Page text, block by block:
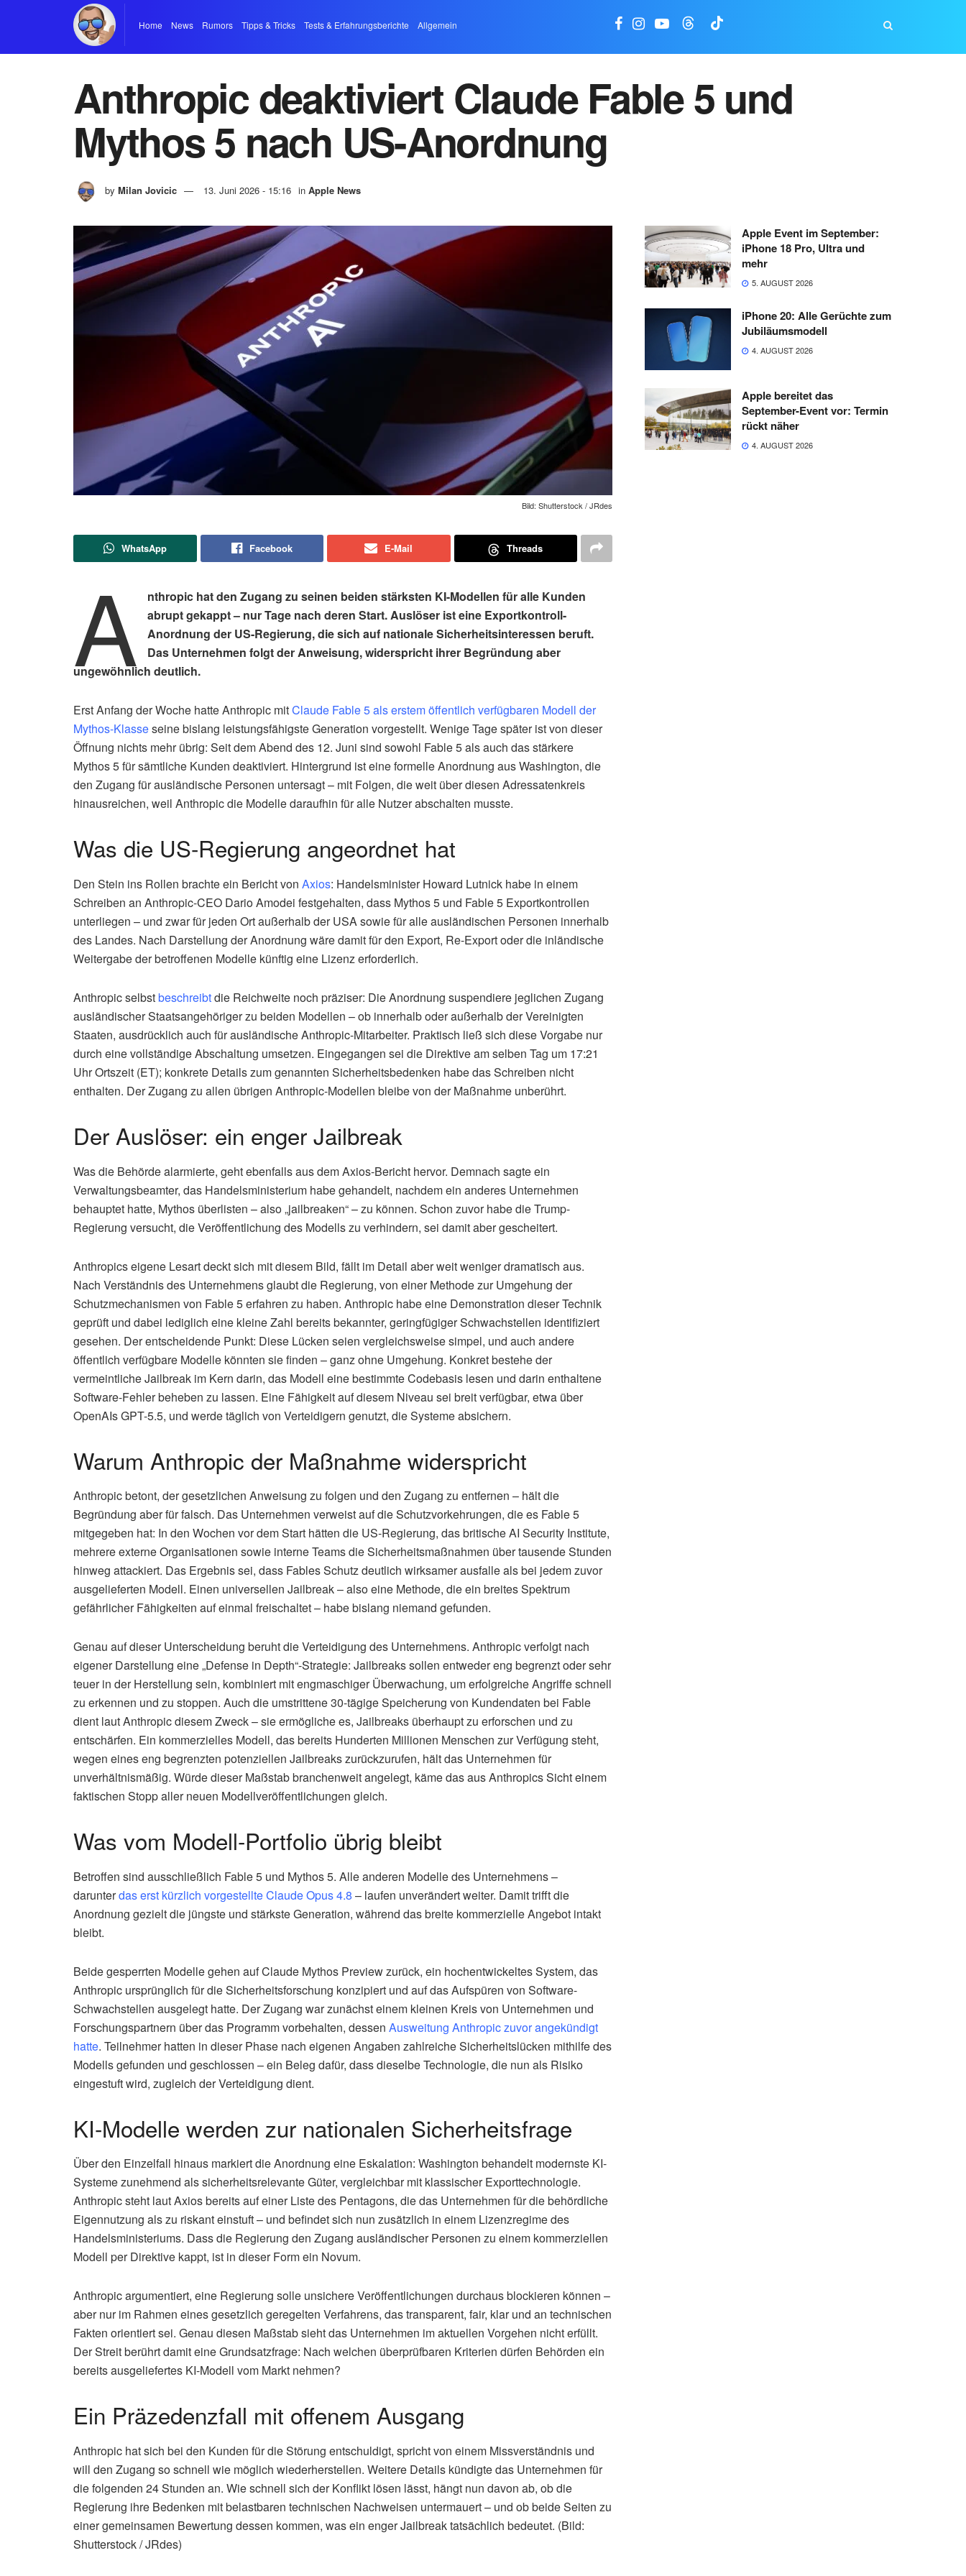
Home News Rumors Tipps & Tricks Tests & Erfahrungsberichte Allgemein
Anthropic deaktiviert Claude Fable 5 und
Mythos 5 nach US-Anordnung
by Milan Jovicic 13. Juni 2026 - 15:16 in Apple News
Bild: Shutterstock / JRdes
WhatsApp Facebook E-Mail Threads
A
nthropic hat den Zugang zu seinen beiden stärksten KI-Modellen für alle Kunden
abrupt gekappt – nur Tage nach deren Start. Auslöser ist eine Exportkontroll-
Anordnung der US-Regierung, die sich auf nationale Sicherheitsinteressen beruft.
Das Unternehmen folgt der Anweisung, widerspricht ihrer Begründung aber
ungewöhnlich deutlich.
Erst Anfang der Woche hatte Anthropic mitClaude Fable 5 als erstem öffentlich verfügbaren Modell der
Mythos-Klasseseine bislang leistungsfähigste Generation vorgestellt. Wenige Tage später ist von dieser
Öffnung nichts mehr übrig: Seit dem Abend des 12. Juni sind sowohl Fable 5 als auch das stärkere
Mythos 5 für sämtliche Kunden deaktiviert. Hintergrund ist eine formelle Anordnung aus Washington, die
den Zugang für ausländische Personen untersagt – mit Folgen, die weit über diesen Adressatenkreis
hinausreichen, weil Anthropic die Modelle daraufhin für alle Nutzer abschalten musste.
Was die US-Regierung angeordnet hat
Den Stein ins Rollen brachte ein Bericht von Axios: Handelsminister Howard Lutnick habe in einem
Schreiben an Anthropic-CEO Dario Amodei festgehalten, dass Mythos 5 und Fable 5 Exportkontrollen
unterliegen – und zwar für jeden Ort außerhalb der USA sowie für alle ausländischen Personen innerhalb
des Landes. Nach Darstellung der Anordnung wäre damit für den Export, Re-Export oder die inländische
Weitergabe der betroffenen Modelle künftig eine Lizenz erforderlich.
Anthropic selbstbeschreibtdie Reichweite noch präziser: Die Anordnung suspendiere jeglichen Zugang
ausländischer Staatsangehöriger zu beiden Modellen – ob innerhalb oder außerhalb der Vereinigten
Staaten, ausdrücklich auch für ausländische Anthropic-Mitarbeiter. Praktisch ließ sich diese Vorgabe nur
durch eine vollständige Abschaltung umsetzen. Eingegangen sei die Direktive am selben Tag um 17:21
Uhr Ortszeit (ET); konkrete Details zum genannten Sicherheitsbedenken habe das Schreiben nicht
enthalten. Der Zugang zu allen übrigen Anthropic-Modellen bleibe von der Maßnahme unberührt.
Der Auslöser: ein enger Jailbreak
Was die Behörde alarmierte, geht ebenfalls aus dem Axios-Bericht hervor. Demnach sagte ein
Verwaltungsbeamter, das Handelsministerium habe gehandelt, nachdem ein anderes Unternehmen
behauptet hatte, Mythos überlisten – also „jailbreaken“ – zu können. Schon zuvor habe die Trump-
Regierung versucht, die Veröffentlichung des Modells zu verhindern, sei damit aber gescheitert.
Anthropics eigene Lesart deckt sich mit diesem Bild, fällt im Detail aber weit weniger dramatisch aus.
Nach Verständnis des Unternehmens glaubt die Regierung, von einer Methode zur Umgehung der
Schutzmechanismen von Fable 5 erfahren zu haben. Anthropic habe eine Demonstration dieser Technik
geprüft und dabei lediglich eine kleine Zahl bereits bekannter, geringfügiger Schwachstellen identifiziert
gesehen. Der entscheidende Punkt: Diese Lücken seien vergleichsweise simpel, und auch andere
öffentlich verfügbare Modelle könnten sie finden – ganz ohne Umgehung. Konkret bestehe der
vermeintliche Jailbreak im Kern darin, das Modell eine bestimmte Codebasis lesen und darin enthaltene
Software-Fehler beheben zu lassen. Eine Fähigkeit auf diesem Niveau sei breit verfügbar, etwa über
OpenAIs GPT-5.5, und werde täglich von Verteidigern genutzt, die Systeme absichern.
Warum Anthropic der Maßnahme widerspricht
Anthropic betont, der gesetzlichen Anweisung zu folgen und den Zugang zu entfernen – hält die
Begründung aber für falsch. Das Unternehmen verweist auf die Schutzvorkehrungen, die es Fable 5
mitgegeben hat: In den Wochen vor dem Start hätten die US-Regierung, das britische AI Security Institute,
mehrere externe Organisationen sowie interne Teams die Sicherheitsmaßnahmen über tausende Stunden
hinweg attackiert. Das Ergebnis sei, dass Fables Schutz deutlich wirksamer ausfalle als bei jedem zuvor
ausgelieferten Modell. Einen universellen Jailbreak – also eine Methode, die ein breites Spektrum
gefährlicher Fähigkeiten auf einmal freischaltet – habe bislang niemand gefunden.
Genau auf dieser Unterscheidung beruht die Verteidigung des Unternehmens. Anthropic verfolgt nach
eigener Darstellung eine „Defense in Depth“-Strategie: Jailbreaks sollen entweder eng begrenzt oder sehr
teuer in der Herstellung sein, kombiniert mit engmaschiger Überwachung, um erfolgreiche Angriffe schnell
zu erkennen und zu stoppen. Auch die umstrittene 30-tägige Speicherung von Kundendaten bei Fable
dient laut Anthropic diesem Zweck – sie ermögliche es, Jailbreaks überhaupt zu erforschen und zu
entschärfen. Ein kommerzielles Modell, das bereits Hunderten Millionen Menschen zur Verfügung steht,
wegen eines eng begrenzten potenziellen Jailbreaks zurückzurufen, hält das Unternehmen für
unverhältnismäßig. Würde dieser Maßstab branchenweit angelegt, käme das aus Anthropics Sicht einem
faktischen Stopp aller neuen Modellveröffentlichungen gleich.
Was vom Modell-Portfolio übrig bleibt
Betroffen sind ausschließlich Fable 5 und Mythos 5. Alle anderen Modelle des Unternehmens –
darunterdas erst kürzlich vorgestellte Claude Opus 4.8 – laufen unverändert weiter. Damit trifft die
Anordnung gezielt die jüngste und stärkste Generation, während das breite kommerzielle Angebot intakt
bleibt.
Beide gesperrten Modelle gehen auf Claude Mythos Preview zurück, ein hochentwickeltes System, das
Anthropic ursprünglich für die Sicherheitsforschung konzipiert und auf das Aufspüren von Software-
Schwachstellen ausgelegt hatte. Der Zugang war zunächst einem kleinen Kreis von Unternehmen und
Forschungspartnern über das Programm vorbehalten, dessen Ausweitung Anthropic zuvor angekündigt
hatte. Teilnehmer hatten in dieser Phase nach eigenen Angaben zahlreiche Sicherheitslücken mithilfe des
Modells gefunden und geschlossen – ein Beleg dafür, dass dieselbe Technologie, die nun als Risiko
eingestuft wird, zugleich der Verteidigung dient.
KI-Modelle werden zur nationalen Sicherheitsfrage
Über den Einzelfall hinaus markiert die Anordnung eine Eskalation: Washington behandelt modernste KI-
Systeme zunehmend als sicherheitsrelevante Güter, vergleichbar mit klassischer Exporttechnologie.
Anthropic steht laut Axios bereits auf einer Liste des Pentagons, die das Unternehmen für die behördliche
Eigennutzung als zu riskant einstuft – und befindet sich nun zusätzlich in einem Lizenzregime des
Handelsministeriums. Dass die Regierung den Zugang ausländischer Personen zu einem kommerziellen
Modell per Direktive kappt, ist in dieser Form ein Novum.
Anthropic argumentiert, eine Regierung solle unsichere Veröffentlichungen durchaus blockieren können –
aber nur im Rahmen eines gesetzlich geregelten Verfahrens, das transparent, fair, klar und an technischen
Fakten orientiert sei. Genau diesen Maßstab sieht das Unternehmen im aktuellen Vorgehen nicht erfüllt.
Der Streit berührt damit eine Grundsatzfrage: Nach welchen überprüfbaren Kriterien dürfen Behörden ein
bereits ausgeliefertes KI-Modell vom Markt nehmen?
Ein Präzedenzfall mit offenem Ausgang
Anthropic hat sich bei den Kunden für die Störung entschuldigt, spricht von einem Missverständnis und
will den Zugang so schnell wie möglich wiederherstellen. Weitere Details kündigte das Unternehmen für
die folgenden 24 Stunden an. Wie schnell sich der Konflikt lösen lässt, hängt nun davon ab, ob die
Regierung ihre Bedenken mit belastbaren technischen Nachweisen untermauert – und ob beide Seiten zu
einer gemeinsamen Bewertung dessen kommen, was ein enger Jailbreak tatsächlich bedeutet. (Bild:
Shutterstock / JRdes)
Apple Event im September:
iPhone 18 Pro, Ultra und
mehr
5. AUGUST 2026
iPhone 20: Alle Gerüchte zum
Jubiläumsmodell
4. AUGUST 2026
Apple bereitet das
September-Event vor: Termin
rückt näher
4. AUGUST 2026